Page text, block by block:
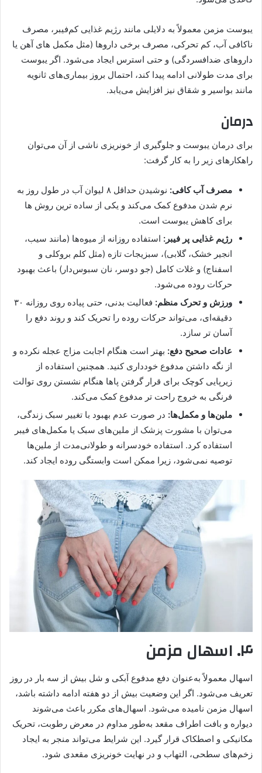
یبوست مزمن معمولاً به دلایلی مانند رژیم غذایی کم‌فیبر، مصرف
ناکافی آب، کم‌ تحرکی، مصرف برخی داروها (مثل مکمل‌ های آهن یا
داروهای ضدافسردگی) و حتی استرس ایجاد می‌شود. اگر یبوست
برای مدت طولانی ادامه پیدا کند، احتمال بروز بیماری‌های ثانویه
مانند بواسیر و شقاق نیز افزایش می‌یابد.
درمان
برای درمان یبوست و جلوگیری از خونریزی ناشی از آن می‌توان
راهکارهای زیر را به کار گرفت:
مصرف آب کافی:
نوشیدن حداقل ۸ لیوان آب در طول روز به
نرم شدن مدفوع کمک می‌کند و یکی از ساده‌ ترین روش‌ ها
برای کاهش یبوست است.
رژیم غذایی پر فیبر: استفاده روزانه از میوه‌ها (مانند سیب،
انجیر خشک، گلابی)، سبزیجات تازه (مثل کلم بروکلی و
اسفناج) و غلات کامل (جو دوسر، نان سبوس‌دار) باعث بهبود
حرکات روده می‌شود.
ورزش و تحرک منظم:
فعالیت بدنی، حتی پیاده‌ روی روزانه ۳۰
دقیقه‌ای، می‌تواند حرکات روده را تحریک کند و روند دفع را
آسان‌ تر سازد.
عادات صحیح دفع: بهتر است هنگام اجابت مزاج عجله نکرده و
از نگه‌ داشتن مدفوع خودداری کنید. همچنین استفاده از
زیرپایی کوچک برای قرار گرفتن پاها هنگام نشستن روی توالت
فرنگی به خروج راحت‌ تر مدفوع کمک می‌کند.
ملین‌ها و مکمل‌ها: در صورت عدم بهبود با تغییر سبک زندگی،
می‌توان با مشورت پزشک از ملین‌های سبک یا مکمل‌های فیبر
استفاده کرد. استفاده خودسرانه و طولانی‌مدت از ملین‌ها
توصیه نمی‌شود، زیرا ممکن است وابستگی روده ایجاد کند.
۴. اسهال مزمن
اسهال معمولاً به‌عنوان دفع مدفوع آبکی و شل بیش از سه بار در روز
تعریف می‌شود. اگر این وضعیت بیش از دو هفته ادامه داشته باشد،
اسهال مزمن نامیده می‌شود. اسهال‌های مکرر باعث می‌شوند
دیواره و بافت اطراف مقعد به‌طور مداوم در معرض رطوبت، تحریک
مکانیکی و اصطکاک قرار گیرد. این شرایط می‌تواند منجر به ایجاد
زخم‌های سطحی، التهاب و در نهایت خونریزی مقعدی شود.